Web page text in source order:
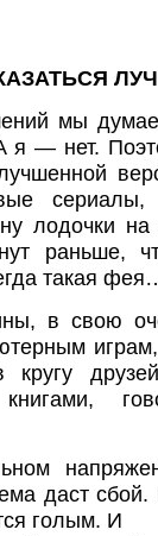
мы
я — нет.
лодочки
раньше,
такая
в свою
книгами,
даст
голым. И